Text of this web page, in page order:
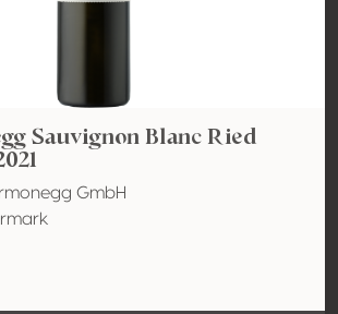
Sauvignon Blanc Ried
GmbH